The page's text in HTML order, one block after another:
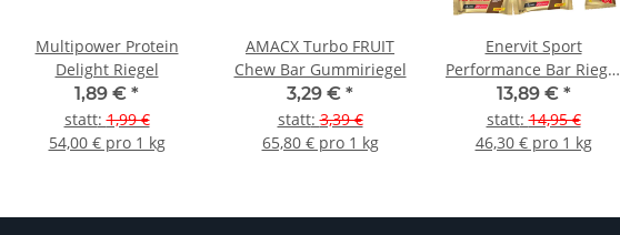
Multipower Protein
Delight Riegel
1,89 € *
statt:1,99 €
54,00 € pro 1 kg
AMACX Turbo FRUIT
Chew Bar Gummiriegel
3,29 € *
statt:3,39 €
65,80 € pro 1 kg
Enervit Sport
Performance Bar Riegel
(2x30g) 5er Pack
13,89 € *
statt:14,95 €
46,30 € pro 1 kg